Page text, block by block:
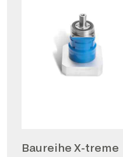
Baureihe X-treme